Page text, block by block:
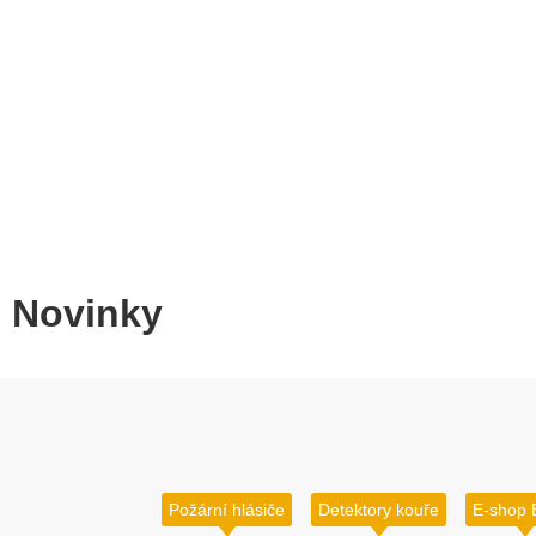
Novinky
Požární hlásiče Detektory kouře E-shop